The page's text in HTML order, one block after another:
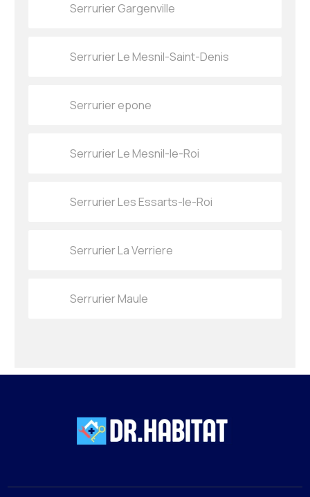
Serrurier Gargenville
Serrurier Le Mesnil-Saint-Denis
Serrurier epone
Serrurier Le Mesnil-le-Roi
Serrurier Les Essarts-le-Roi
Serrurier La Verriere
Serrurier Maule